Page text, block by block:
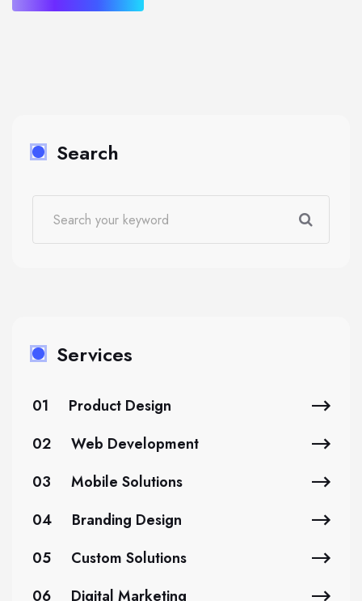
Search
Services
01
Product Design
02
Web Development
03
Mobile Solutions
04
Branding Design
05
Custom Solutions
06
Digital Marketing